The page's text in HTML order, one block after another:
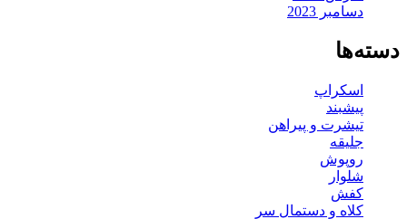
دسامبر 2023
دسته‌ها
اسکراپ
پیشبند
تیشرت و پیراهن
جلیقه
روپوش
شلوار
کفش
کلاه و دستمال سر